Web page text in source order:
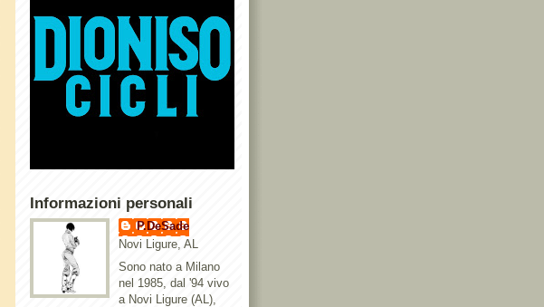
Informazioni personali
P.DeSade
Novi Ligure, AL
Sono nato a Milano
nel 1985, dal '94 vivo
a Novi Ligure (AL),